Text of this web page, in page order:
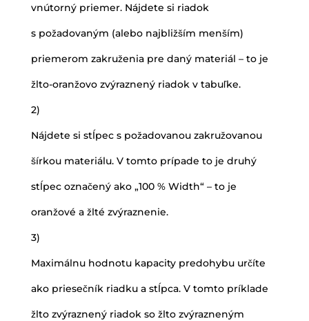
vnútorný priemer. Nájdete si riadok
s požadovaným (alebo najbližším menším)
priemerom zakruženia pre daný materiál – to je
žlto-oranžovo zvýraznený riadok v tabuľke.
2)
Nájdete si stĺpec s požadovanou zakružovanou
šírkou materiálu. V tomto prípade to je druhý
stĺpec označený ako „100 % Width“ – to je
oranžové a žlté zvýraznenie.
3)
Maximálnu hodnotu kapacity predohybu určíte
ako priesečník riadku a stĺpca. V tomto príklade
žlto zvýraznený riadok so žlto zvýrazneným